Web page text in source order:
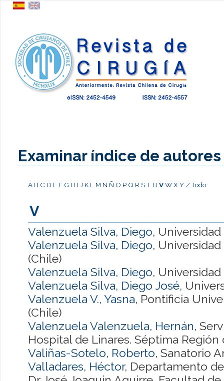
Examinar índice de autores
A B C D E F G H I J K L M N Ñ O P Q R ST U VWXY ZTodo
V
Valenzuela Silva, Diego,
Valenzuela Silva, Diego,
(Chile)
Valenzuela Silva, Diego,
Valenzuela Silva, Diego José,
Valenzuela V., Yasna, Pontificia
(Chile)
Valenzuela Valenzuela, Hernán,
Hospital de Linares. Séptima Región
Valiñas-Sotelo, Roberto, Sanatorio
Valladares, Héctor, Departamento